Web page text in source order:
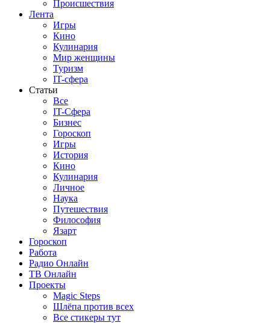
Происшествия
Лента
Игры
Кино
Кулинария
Мир женщины
Туризм
IT-сфера
Статьи
Все
IT-Сфера
Бизнес
Гороскоп
Игры
История
Кино
Кулинария
Личное
Наука
Путешествия
Философия
Язарт
Гороскоп
Работа
Радио Онлайн
ТВ Онлайн
Проекты
Magic Steps
Шлёпа против всех
Все стикеры тут